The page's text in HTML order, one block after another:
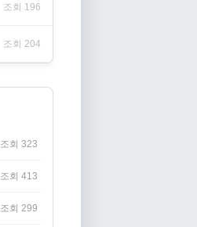
조회 196
조회 204
조회 323
조회 413
조회 299